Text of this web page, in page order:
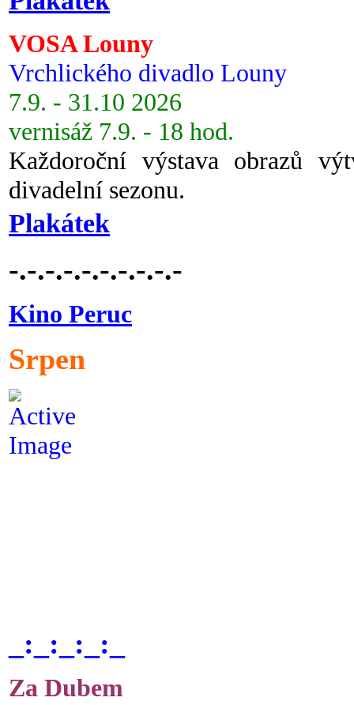
VOSA Louny
Vrchlického divadlo Louny
7.9. - 31.10 2026
vernisáž 7.9. - 18 hod.
Každoroční výstava obrazů
divadelní sezonu.
Plakátek
-.-.-.-.-.-.-.-.-.-
Kino Peruc
Srpen
_:_:_:_:_
Za Dubem